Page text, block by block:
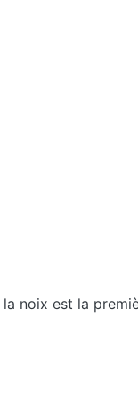
noix est la